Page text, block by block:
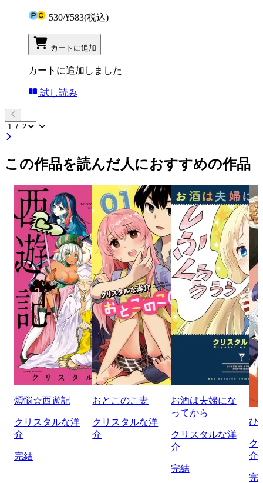
530/¥583(税込)
カートに追加
カートに追加しました
試し読み
この作品を読んだ人におすすめの作品
煩悩☆西遊記
クリスタルな洋
介
完結
おとこのこ妻
クリスタルな洋
介
お酒は夫婦にな
ってから
クリスタルな洋
介
完結
ひ
ク
介
完